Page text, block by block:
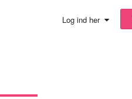
Log ind her